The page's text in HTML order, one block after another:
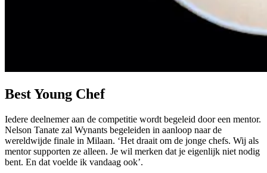
Best Young Chef
Iedere deelnemer aan de competitie wordt begeleid door een mentor.
Nelson Tanate zal Wynants begeleiden in aanloop naar de
wereldwijde finale in Milaan. ‘Het draait om de jonge chefs. Wij als
mentor supporten ze alleen. Je wil merken dat je eigenlijk niet nodig
bent. En dat voelde ik vandaag ook’.